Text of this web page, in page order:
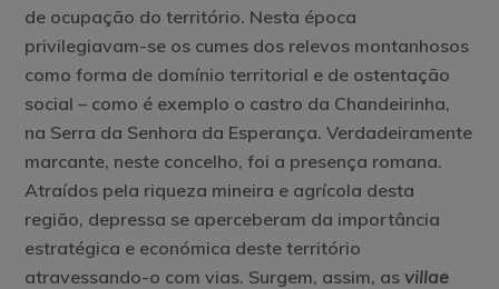
de ocupação do território. Nesta época
privilegiavam-se os cumes dos relevos montanhosos
como forma de domínio territorial e de ostentação
social – como é exemplo o castro da Chandeirinha,
na Serra da Senhora da Esperança. Verdadeiramente
marcante, neste concelho, foi a presença romana.
Atraídos pela riqueza mineira e agrícola desta
região, depressa se aperceberam da importância
estratégica e económica deste território
atravessando-o com vias. Surgem, assim, asvillae